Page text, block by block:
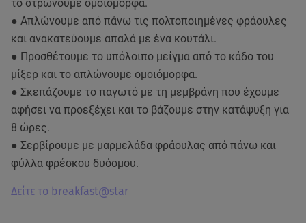
το στρώνουμε ομοιόμορφα.
● Απλώνουμε από πάνω τις πολτοποιημένες φράουλες
και ανακατεύουμε απαλά με ένα κουτάλι.
● Προσθέτουμε το υπόλοιπο μείγμα από το κάδο του
μίξερ και το απλώνουμε ομοιόμορφα.
● Σκεπάζουμε το παγωτό με τη μεμβράνη που έχουμε
αφήσει να προεξέχει και το βάζουμε στην κατάψυξη για
8 ώρες.
● Σερβίρουμε με μαρμελάδα φράουλας από πάνω και
φύλλα φρέσκου δυόσμου.
Δείτε το breakfast@star